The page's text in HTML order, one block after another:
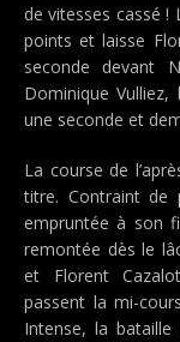
de vitesses cassé !
points et laisse
seconde devant
Dominique
une seconde et
La course de
titre. Contraint de
empruntée à son
remontée dès le
et Florent
passent la mi-
Intense, la